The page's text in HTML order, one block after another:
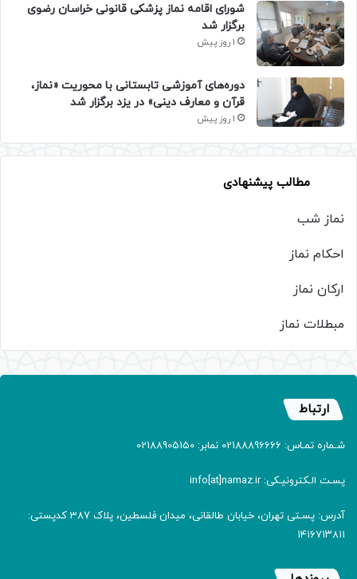
شورای اقامه نماز پزشکی قانونی خراسان رضوی
برگزار شد
1 روز پیش
دوره‌های آموزشی تابستانی با محوریت «نماز،
قرآن و معارف دینی» در یزد برگزار شد
1 روز پیش
مطالب پیشنهادی
نماز شب
احکام نماز
ارکان نماز
مبطلات نماز
ارتباط
شـماره تمـاس: 02188896666 نمابر: 02188905150
پسـت الـکترونیـکی: info[at]namaz.ir
آدرس: پسـتی تهران، خیابان طالقانی، میدان فلسطین، پلاک 387 کدپستی:
۱۴۱۶۷۱۳۸۱۱